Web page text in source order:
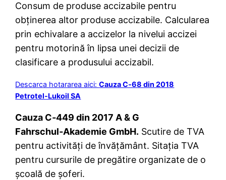
Consum de produse accizabile pentru
obținerea altor produse accizabile. Calcularea
prin echivalare a accizelor la nivelui accizei
pentru motorină în lipsa unei decizii de
clasificare a produsului accizabil.
Descarca hotararea aici:Cauza C‑68 din 2018
Petrotel‑Lukoil SA
Cauza C‑449 din 2017 A & G
Fahrschul‑Akademie GmbH. Scutire de TVA
pentru activități de învățământ. Sitația TVA
pentru cursurile de pregătire organizate de o
școală de șoferi.